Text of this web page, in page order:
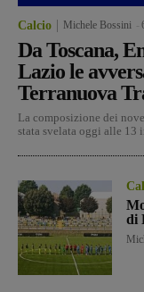
Calcio Michele Bossini
Da Toscana,
Lazio le
Terranuova
La composizione dei
stata svelata oggi alle 13
di